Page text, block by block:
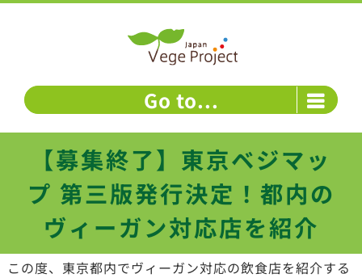
Go to...
【募集終了】東京ベジマッ
プ 第三版発行決定！都内の
ヴィーガン対応店を紹介
この度、東京都内でヴィーガン対応の飲食店を紹介する